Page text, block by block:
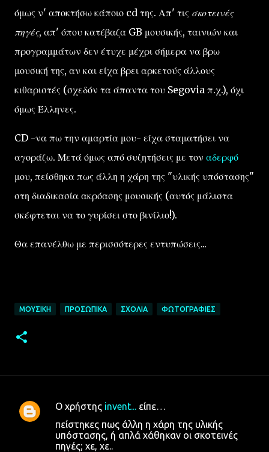
όμως ν' αποκτήσω κάποιο cd της. Απ' τις σκοτεινές
πηγές, απ' όπου κατέβαζα GB μουσικής, ταινιών και
προγραμμάτων δεν έτυχε μέχρι σήμερα να βρω
μουσική της, αν και είχα βρει αρκετούς άλλους
κιθαριστές (σχεδόν τα άπαντα του Segovia π.χ.), όχι
όμως Έλληνες.
CD -να πω την αμαρτία μου- είχα σταματήσει να
αγοράζω. Μετά όμως από συζητήσεις με τον αδερφό
μου, πείσθηκα πως άλλη η χάρη της "υλικής υπόστασης"
στη διαδικασία ακρόασης μουσικής (αυτός μάλιστα
σκέφτεται να το γυρίσει στο βινίλιο!).
Θα επανέλθω με περισσότερες εντυπώσεις...
ΜΟΥΣΙΚΉ ΠΡΟΣΩΠΙΚΆ ΣΧΌΛΙΑ ΦΩΤΟΓΡΑΦΊΕΣ
Σ
Ο χρήστης invent... είπε…
πείστηκες πως άλλη η χάρη της υλικής
υπόστασης, ή απλά χάθηκαν οι σκοτεινές
πηγές; χε, χε..